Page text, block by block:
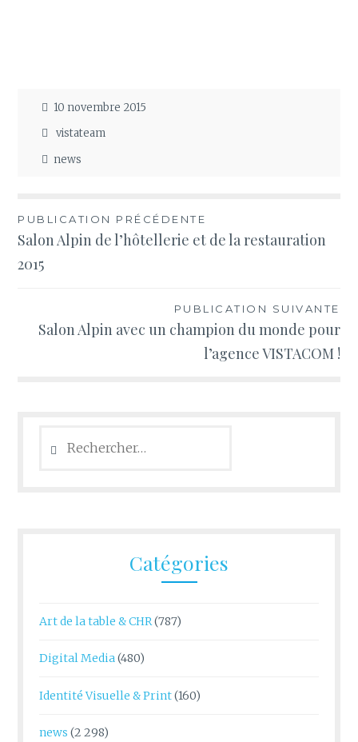
10 novembre 2015
vistateam
news
Navigation
de
l’article
PUBLICATION PRÉCÉDENTE
Salon Alpin de l’hôtellerie et de la restauration
2015
PUBLICATION SUIVANTE
Salon Alpin avec un champion du monde pour
l’agence VISTACOM !
Catégories
Art de la table & CHR(787)
Digital Media(480)
Identité Visuelle & Print(160)
news (2 298)